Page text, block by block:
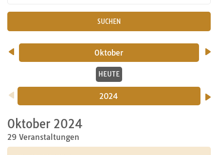
SUCHEN
Oktober
HEUTE
2024
Oktober 2024
29 Veranstaltungen